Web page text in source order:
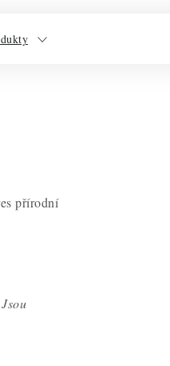
přírodní